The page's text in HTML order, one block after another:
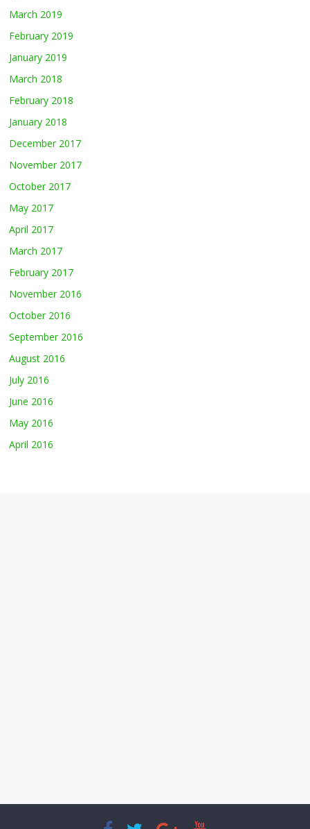
March 2019
February 2019
January 2019
March 2018
February 2018
January 2018
December 2017
November 2017
October 2017
May 2017
April 2017
March 2017
February 2017
November 2016
October 2016
September 2016
August 2016
July 2016
June 2016
May 2016
April 2016